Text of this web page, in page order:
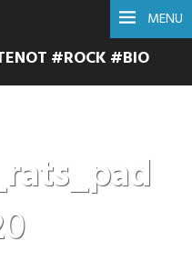
MENU
#ROCK #BIO